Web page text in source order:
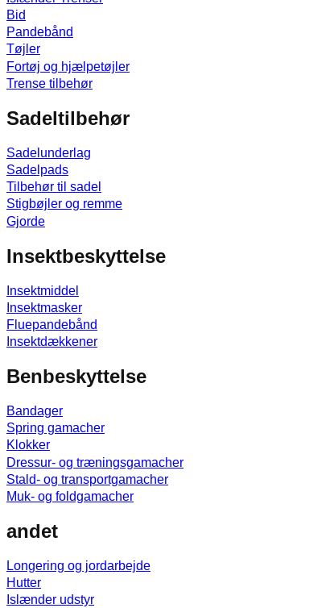
Bid
Pandebånd
Tøjler
Fortøj og hjælpetøjler
Trense tilbehør
Sadeltilbehør
Sadelunderlag
Sadelpads
Tilbehør til sadel
Stigbøjler og remme
Gjorde
Insektbeskyttelse
Insektmiddel
Insektmasker
Fluepandebånd
Insektdækkener
Benbeskyttelse
Bandager
Spring gamacher
Klokker
Dressur- og træningsgamacher
Stald- og transportgamacher
Muk- og foldgamacher
andet
Longering og jordarbejde
Hutter
Islænder udstyr